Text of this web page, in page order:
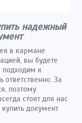
надежный
в кармане
вы будете
подходим к
За
поэтому
стоят для нас
документ